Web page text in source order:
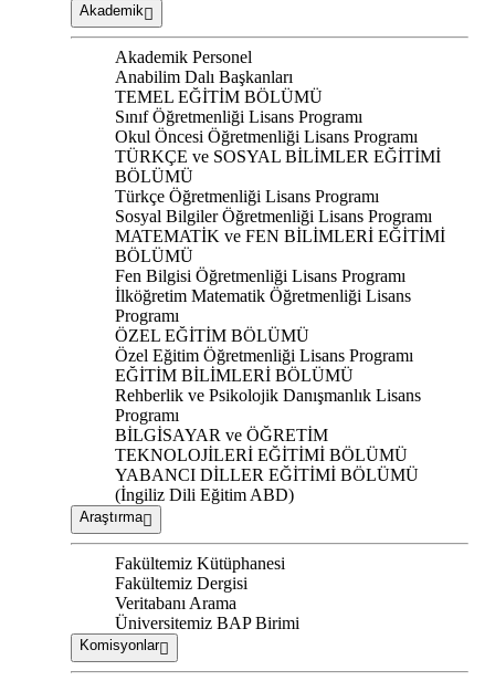
Akademik
Akademik Personel
Anabilim Dalı Başkanları
TEMEL EĞİTİM BÖLÜMÜ
Sınıf Öğretmenliği Lisans Programı
Okul Öncesi Öğretmenliği Lisans Programı
TÜRKÇE ve SOSYAL BİLİMLER EĞİTİMİ
BÖLÜMÜ
Türkçe Öğretmenliği Lisans Programı
Sosyal Bilgiler Öğretmenliği Lisans Programı
MATEMATİK ve FEN BİLİMLERİ EĞİTİMİ
BÖLÜMÜ
Fen Bilgisi Öğretmenliği Lisans Programı
İlköğretim Matematik Öğretmenliği Lisans
Programı
ÖZEL EĞİTİM BÖLÜMÜ
Özel Eğitim Öğretmenliği Lisans Programı
EĞİTİM BİLİMLERİ BÖLÜMÜ
Rehberlik ve Psikolojik Danışmanlık Lisans
Programı
BİLGİSAYAR ve ÖĞRETİM
TEKNOLOJİLERİ EĞİTİMİ BÖLÜMÜ
YABANCI DİLLER EĞİTİMİ BÖLÜMÜ
(İngiliz Dili Eğitim ABD)
Araştırma
Fakültemiz Kütüphanesi
Fakültemiz Dergisi
Veritabanı Arama
Üniversitemiz BAP Birimi
Komisyonlar